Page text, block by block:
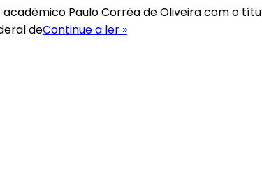
acadêmico Paulo Corrêa de Oliveira com o
deContinue a ler »